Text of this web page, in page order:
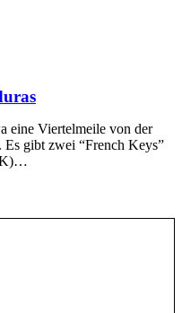
Viertelmeile von der
gibt zwei “French Keys”